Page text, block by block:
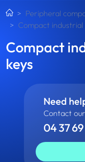
Peripheral
Compact
Compact
keys
Need
Contact
04 37